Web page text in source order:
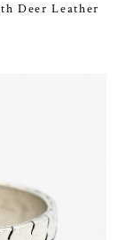
Deer Leather